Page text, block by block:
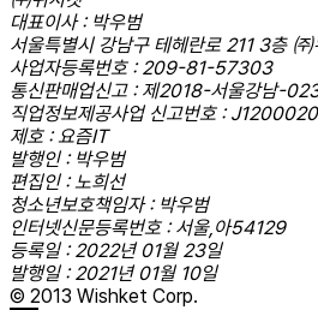
대표이사 : 박우범
서울특별시 강남구 테헤란로 211 3층 ㈜
사업자등록번호 : 209-81-57303
통신판매업신고 : 제2018-서울강남-
직업정보제공사업 신고번호 :
제호 : 요즘IT
발행인 : 박우범
편집인 : 노희선
청소년보호책임자 : 박우범
인터넷신문등록번호 : 서울,아54129
등록일 : 2022년 01월 23일
발행일 : 2021년 01월 10일
© 2013 Wishket Corp.